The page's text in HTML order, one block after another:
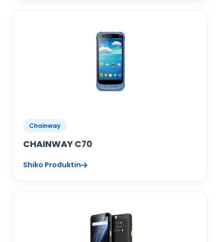
Chainway
CHAINWAY C70
Shiko Produktin